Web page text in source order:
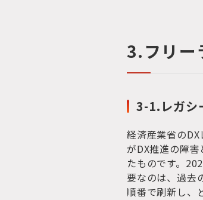
3.フリー
3-1.レガシ
経済産業省の
がDX推進の障
たものです。
要なのは、過去
順番で刷新し、